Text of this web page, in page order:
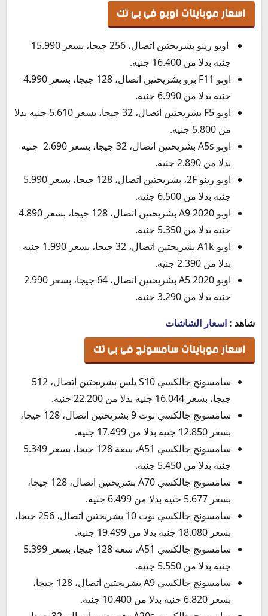
اسعار موبايلات اوبو فى بى تك
اوبو رينو بشريحتين اتصال، 256 جيجا، بسعر 15.990
جنيه بدلا من 16.400 جنيه.
اوبو F11 برو بشريحتين اتصال، 128 جيجا، بسعر 4.990
جنيه بدلا من 6.990 جنيه.
اوبو F5 بشريحتين اتصال، 32 جيجا، بسعر 5.610 جنيه بدلا
من 5.800 جنيه.
اوبو A5s بشريحتين اتصال، 32 جيجا، بسعر 2.690 جنيه
بدلا من 2.890 جنيه.
اوبو رينو 2F، بشريحتين اتصال، 128 جيجا، بسعر 5.990
جنيه بدلا من 6.500 جنيه.
جنيه بدلا من 5.350 جنيه.
اوبو A1k بشريحتين اتصال، 32 جيجا، بسعر 1.990 جنيه
بدلا من 2.390 جنيه.
اوبو A5 2020 بشريحتين اتصال، 64 جيجا، بسعر 2.990
جنيه بدلا من 3.290 جنيه.
شاهد : اسعار الشاشات
اسعار موبايلات سامسونج فى بى تك
سامسونج جالكسي S10 بلس بشريحتين اتصال، 512
جيجا، بسعر 16.044 جنيه بدلا من 22.200 جنيه.
سامسونج جالكسي نوت 9 بشريحتين اتصال، 128 جيجا،
بسعر 12.850 جنيه بدلا من 17.499 جنيه.
سامسونج جالكسي A51، سعة 128 جيجا، بسعر 5.349
جنيه بدلا من 5.450 جنيه.
سامسونج جالكسي A70 بشريحتين اتصال، 128 جيجا،
بسعر 5.677 جنيه بدلا من 6.499 جنيه.
سامسونج جالكسي نوت 10 بشريحتين اتصال، 256 جيجا،
بسعر 18.080 جنيه بدلا من 19.499 جنيه.
سامسونج جالكسي A51، سعة 128 جيجا، بسعر 5.399
جنيه بدلا من 5.550 جنيه.
سامسونج جالكسي A9 بشريحتين اتصال، 128 جيجا،
بسعر 6.820 جنيه بدلا من 10.400 جنيه.